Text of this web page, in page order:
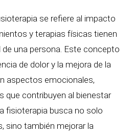
se refiere al impacto
y terapias físicas tienen
de una persona. Este concepto
de dolor y la mejora de la
aspectos emocionales,
que contribuyen al bienestar
fisioterapia busca no solo
sino también mejorar la